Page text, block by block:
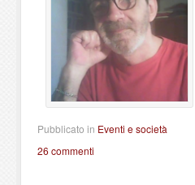
Pubblicato in Eventi e società
26 commenti